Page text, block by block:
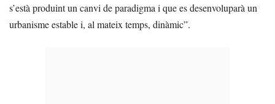
s’està produint un canvi de paradigma i que es desenvoluparà un
urbanisme estable i, al mateix temps, dinàmic”.